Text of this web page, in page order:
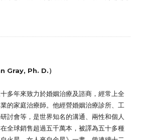
Gray, Ph. D.）
年來致力於婚姻治療及諮商，經常上全
的家庭治療師。他經營婚姻治療診所、工
討會等，是世界知名的溝通、兩性和個人
全球銷售超過五千萬本，被譯為五十多種